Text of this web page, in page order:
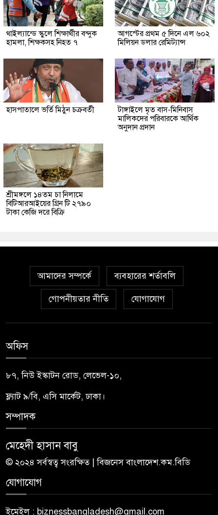
থাইল্যান্ডে স্কুলে শিক্ষার্থীর বন্দুক
হামলা, শিক্ষকসহ নিহত ৭
আগস্টের প্রথম ৫ দিনে এল ৬০২
মিলিয়ন ডলার রেমিট্যান্স
হাসপাতালে ভর্তি মিঠুন চক্রবর্তী
টাঙ্গাইলে মৃত বাস-মিনিবাস
মালিকদের পরিবারকে আর্থিক
অনুদান প্রদান
শ্রীমঙ্গলে ১৪তম চা নিলামে
বিটিআরআইয়ের গ্রিন টি ২৭৯০
টাকা কেজি দরে বিক্রি
আমাদের সম্পর্কে ব্যবহারের শর্তাবলি
গোপনীয়তার নীতি যোগাযোগ
অফিস
৮৭, নিউ ইস্কাটন রোড, লেভেল-১০,
ফ্ল্যাট ৯/বি, এসি মার্কেট, ঢাকা।
সম্পাদক
মেহেদী হাসান বাবু
© ২০২৪ সর্বস্বত্ব সংরক্ষিত | বিজনেস বাংলাদেশ.কম.বিডি
যোগাযোগ
ইমেইল : biznessbangladesh@gmail.com